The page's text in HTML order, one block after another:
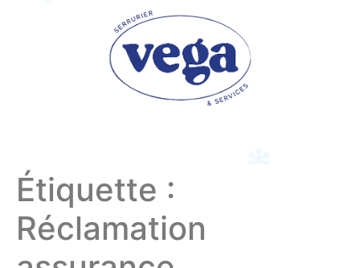
Étiquette :
Réclamation